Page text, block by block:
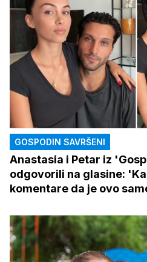
GOSPODIN SAVRŠENI
Anastasia i Petar iz
odgovorili na glasine:
komentare da je ovo